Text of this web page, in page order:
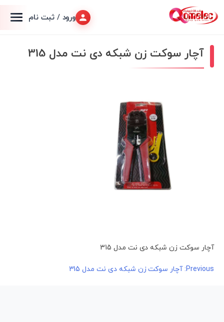
ورود / ثبت نام
آچار سوکت زن شبکه دی نت مدل 315
آچار سوکت زن شبکه دی نت مدل 315
راهبری
Previous: آچار سوکت زن شبکه دی نت مدل 315